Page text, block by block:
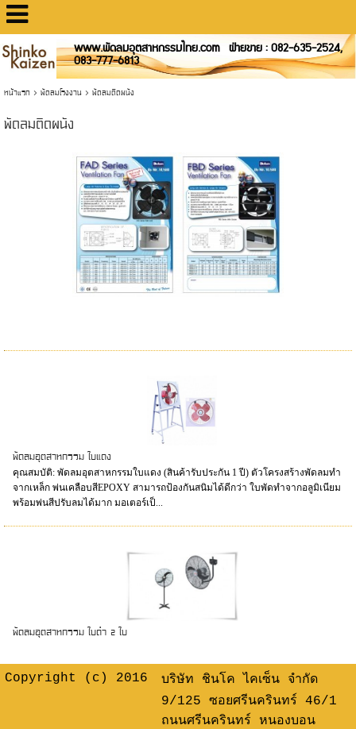
www.พัดลมอุตสาหกรรมไทย.com ฝ่ายขาย : 082-635-2524,
083-777-6813
หน้าแรก > พัดลมโรงงาน> พัดลมติดผนัง
พัดลมติดผนัง
พัดลมอุตสาหกรรม ใบแดง
คุณสมบัติ: พัดลมอุตสาหกรรมใบแดง (สินค้ารับประกัน 1 ปี) ตัวโครงสร้างพัดลมทำ
จากเหล็ก พ่นเคลือบสีEPOXY สามารถป้องกันสนิมได้ดีกว่า ใบพัดทำจากอลูมิเนียม
พร้อมพ่นสีปรับลมได้มาก มอเตอร์เป็...
พัดลมอุตสาหกรรม ใบดำ 2 ใบ
Copyright (c) 2016
บริษัท ชินโค ไคเซ็น จำกัด
9/125 ซอยศรีนครินทร์ 46/1
ถนนศรีนครินทร์ หนองบอน